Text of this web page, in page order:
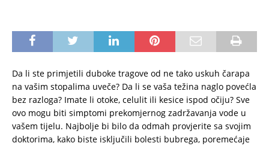
Da li ste primjetili duboke tragove od ne tako uskuh čarapa
na vašim stopalima uveče? Da li se vaša težina naglo povećla
bez razloga? Imate li otoke, celulit ili kesice ispod očiju? Sve
ovo mogu biti simptomi prekomjernog zadržavanja vode u
vašem tijelu. Najbolje bi bilo da odmah provjerite sa svojim
doktorima, kako biste isključili bolesti bubrega, poremećaje